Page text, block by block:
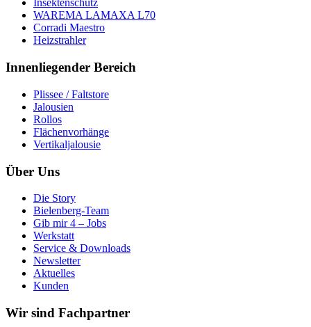
Insektenschutz
WAREMA LAMAXA L70
Corradi Maestro
Heizstrahler
Innenliegender Bereich
Plissee / Faltstore
Jalousien
Rollos
Flächenvorhänge
Vertikaljalousie
Über Uns
Die Story
Bielenberg-Team
Gib mir 4 – Jobs
Werkstatt
Service & Downloads
Newsletter
Aktuelles
Kunden
Wir sind Fachpartner